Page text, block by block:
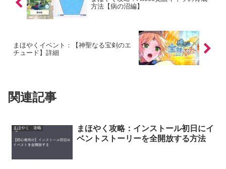
方法【病の沼編】
まほやくイベント：【神聖なる宝剣のエ
チュード】詳細
関連記事
まほやく 攻略
まほやく攻略：インストール初日にイ
ベントストーリーを全開放する方法